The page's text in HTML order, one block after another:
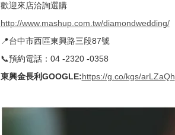
歡迎來店洽詢選購
http://www.mashup.com.tw/diamondwedding/
📍台中市西區東興路三段87號
📞預約電話：04 -2320 -0358
東興金長利GOOGLE:https://g.co/kgs/arLZaQh